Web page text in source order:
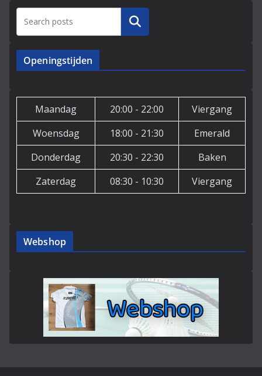
Zoeken
Openingstijden
Maandag 20:00 - 22:00
Viergang
Woensdag
18:00 - 21:30
Emerald
Donderdag
20:30 - 22:30
Baken
Zaterdag
08:30 - 10:30 Viergang
Webshop